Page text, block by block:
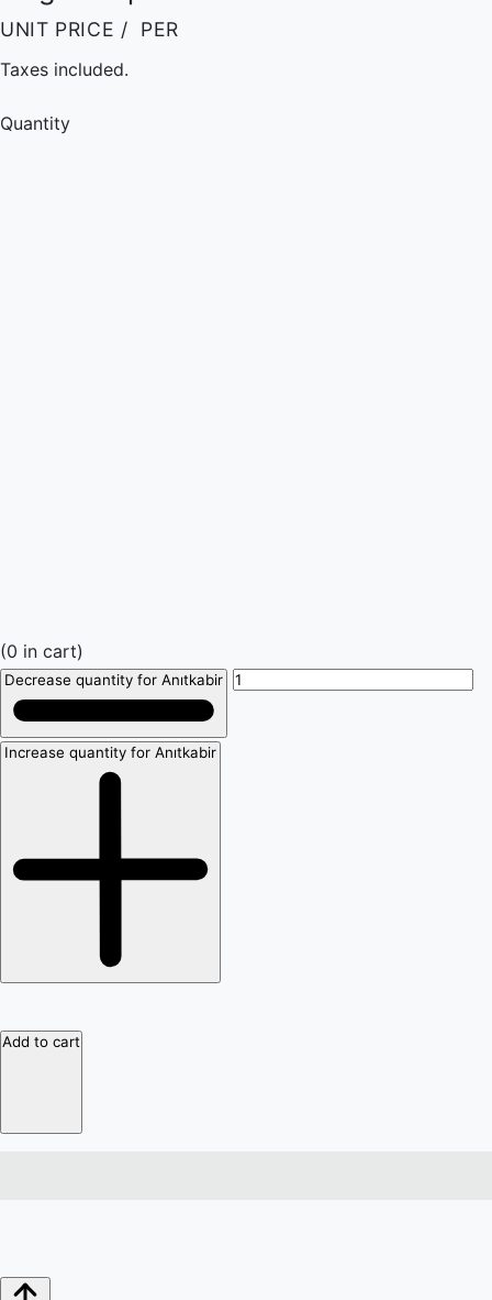
UNIT PRICE / PER
Taxes included.
Quantity
(0 in cart)
Decrease quantity for Anıtkabir
Increase quantity for Anıtkabir
Add to cart